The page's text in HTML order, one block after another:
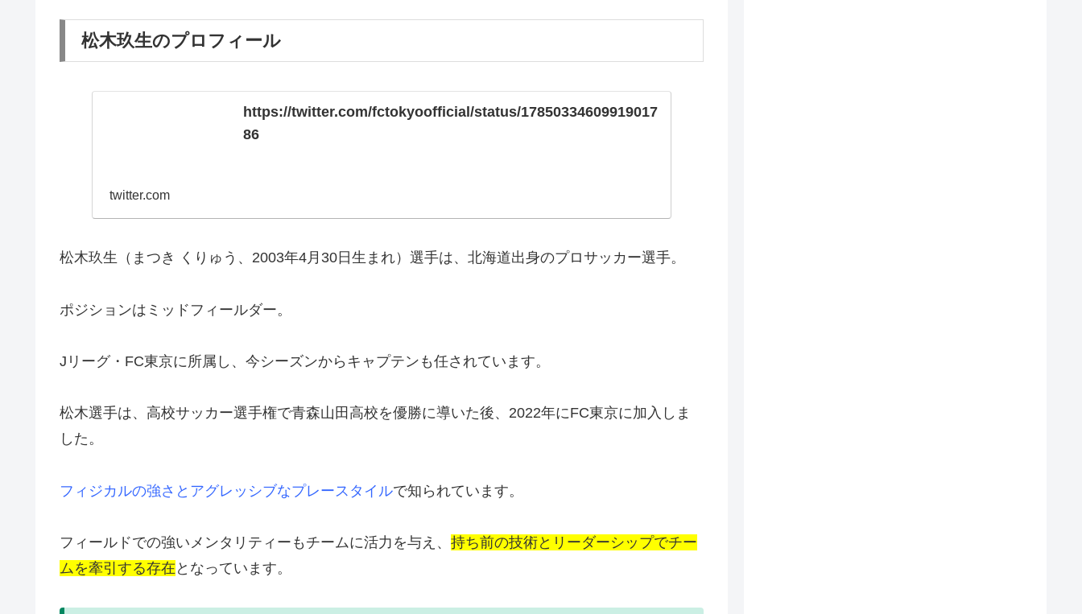
松木玖生のプロフィール
https://twitter.com/fctokyoofficial/status/17850334609919017
86
twitter.com
松木玖生（まつき くりゅう、2003年4月30日生まれ）選手は、北海道出身のプロサッカー選手。
ポジションはミッドフィールダー。
Jリーグ・FC東京に所属し、今シーズンからキャプテンも任されています。
松木選手は、高校サッカー選手権で青森山田高校を優勝に導いた後、2022年にFC東京に加入しま
した。
フィジカルの強さとアグレッシブなプレースタイルで知られています。
フィールドでの強いメンタリティーもチームに活力を与え、 持ち前の技術とリーダーシップでチー
ムを牽引する存在 となっています。